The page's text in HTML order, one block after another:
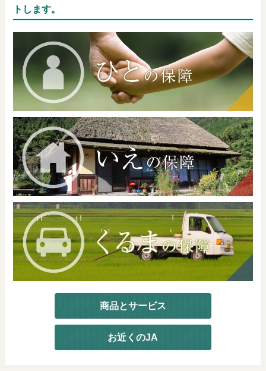
トします。
商品とサービス
お近くのJA